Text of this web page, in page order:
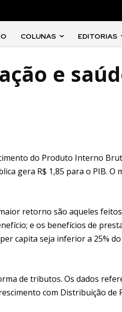
COLUNAS EDITORIAS
e
do Produto Interno
gera R$ 1,85 para o PIB. O
retorno são aqueles
e os benefícios de
capita seja inferior a 25%
de tributos. Os dados
com Distribuição de